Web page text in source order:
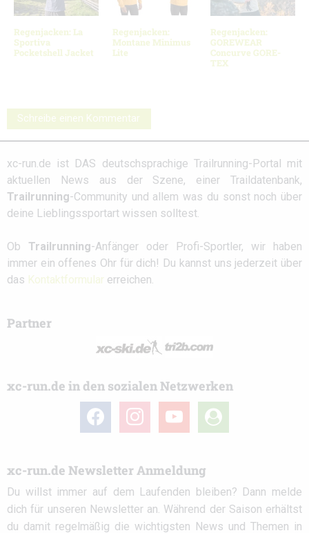
Regenjacken: La
Sportiva
Pocketshell Jacket
Regenjacken:
Montane Minimus
Lite
Regenjacken:
GOREWEAR
Concurve GORE-
TEX
Schreibe einen Kommentar
xc-run.de ist DAS deutschsprachige Trailrunning-Portal mit
aktuellen News aus der Szene, einer Traildatenbank,
Trailrunning-Community und allem was du sonst noch über
deine Lieblingssportart wissen solltest.
Ob Trailrunning-Anfänger oder Profi-Sportler, wir haben
immer ein offenes Ohr für dich! Du kannst uns jederzeit über
das Kontaktformular erreichen.
Partner
xc-run.de in den sozialen Netzwerken
facebook instagramyoutube
user-
circle
xc-run.de Newsletter Anmeldung
Du willst immer auf dem Laufenden bleiben? Dann melde
dich für unseren Newsletter an. Während der Saison erhältst
du damit regelmäßig die wichtigsten News und Themen in